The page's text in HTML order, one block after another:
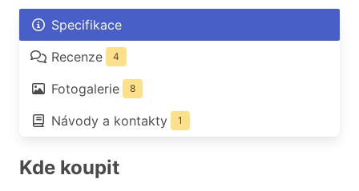
Specifikace
Recenze
4
Fotogalerie 8
Návody a kontakty 1
Kde koupit